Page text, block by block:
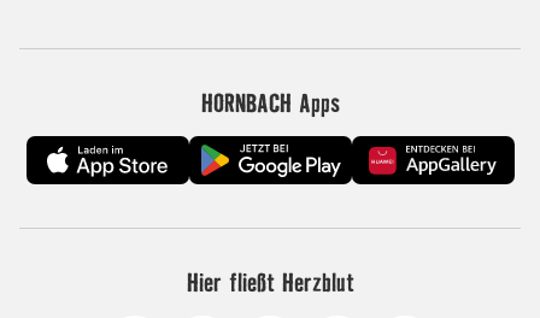
HORNBACH Apps
Hier fließt Herzblut